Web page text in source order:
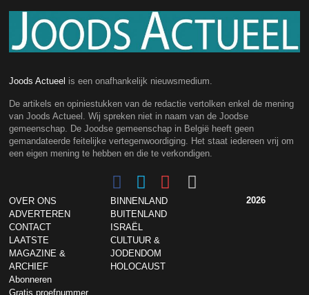
Joods Actueel is een onafhankelijk nieuwsmedium.
De artikels en opiniestukken van de redactie vertolken enkel de mening
van Joods Actueel. Wij spreken niet in naam van de Joodse
gemeenschap. De Joodse gemeenschap in België heeft geen
gemandateerde feitelijke vertegenwoordiging. Het staat iedereen vrij om
een eigen mening te hebben en die te verkondigen.
OVER ONS
ADVERTEREN
CONTACT
LAATSTE
MAGAZINE &
ARCHIEF
Abonneren
Gratis proefnummer
BINNENLAND
BUITENLAND
ISRAËL
CULTUUR &
JODENDOM
HOLOCAUST
2026